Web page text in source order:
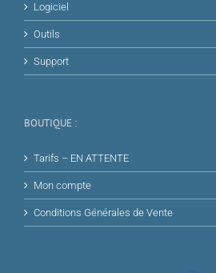
Logiciel
Outils
Support
BOUTIQUE :
Tarifs – EN ATTENTE
Mon compte
Conditions Générales de Vente